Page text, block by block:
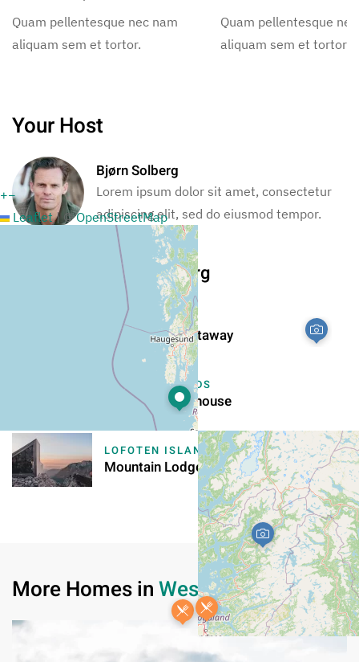
+−
Leaflet | ©OpenStreetMap
Quam pellentesque nec nam
aliquam sem et tortor.
Quam pellentesque
aliquam sem et tortor.
Your Host
Bjørn Solberg
Lorem ipsum dolor sit amet, consectetur
adipiscing elit, sed do eiusmod tempor.
More From Bjørn Solberg
VESTERÅLEN
Robert’s Hill Getaway
WESTERN FJORDS
Eikeland Guesthouse
LOFOTEN ISLANDS
Mountain Lodges of Norway
More Homes inWestern Fjords